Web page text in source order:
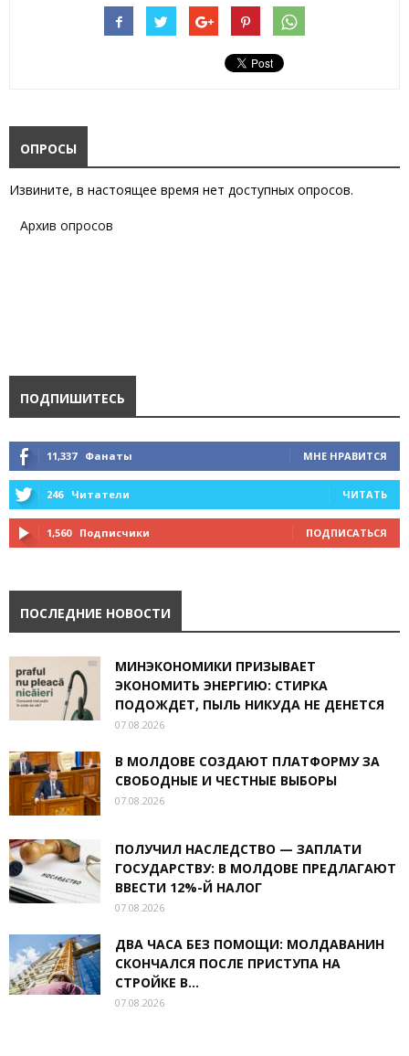
ОПРОСЫ
Извините, в настоящее время нет доступных опросов.
Архив опросов
ПОДПИШИТЕСЬ
11,337 Фанаты МНЕ НРАВИТСЯ
246 Читатели ЧИТАТЬ
1,560 Подписчики ПОДПИСАТЬСЯ
ПОСЛЕДНИЕ НОВОСТИ
МИНЭКОНОМИКИ ПРИЗЫВАЕТ
ЭКОНОМИТЬ ЭНЕРГИЮ: СТИРКА
ПОДОЖДЕТ, ПЫЛЬ НИКУДА НЕ ДЕНЕТСЯ
07.08.2026
В МОЛДОВЕ СОЗДАЮТ ПЛАТФОРМУ ЗА
СВОБОДНЫЕ И ЧЕСТНЫЕ ВЫБОРЫ
07.08.2026
ПОЛУЧИЛ НАСЛЕДСТВО — ЗАПЛАТИ
ГОСУДАРСТВУ: В МОЛДОВЕ ПРЕДЛАГАЮТ
ВВЕСТИ 12%-Й НАЛОГ
07.08.2026
ДВА ЧАСА БЕЗ ПОМОЩИ: МОЛДАВАНИН
СКОНЧАЛСЯ ПОСЛЕ ПРИСТУПА НА
СТРОЙКЕ В...
07.08.2026